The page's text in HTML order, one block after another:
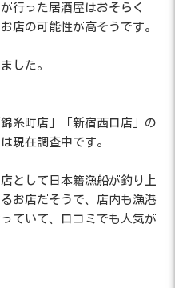
行った居酒屋はおそらく
店の可能性が高そうです。
した。
糸町店」「新宿西口店」の
現在調査中です。
として日本籍漁船が釣り上
お店だそうで、店内も漁港
ていて、口コミでも人気が